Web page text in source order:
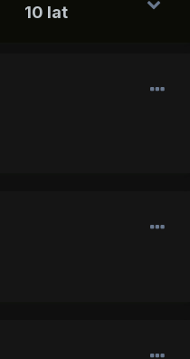
10 lat